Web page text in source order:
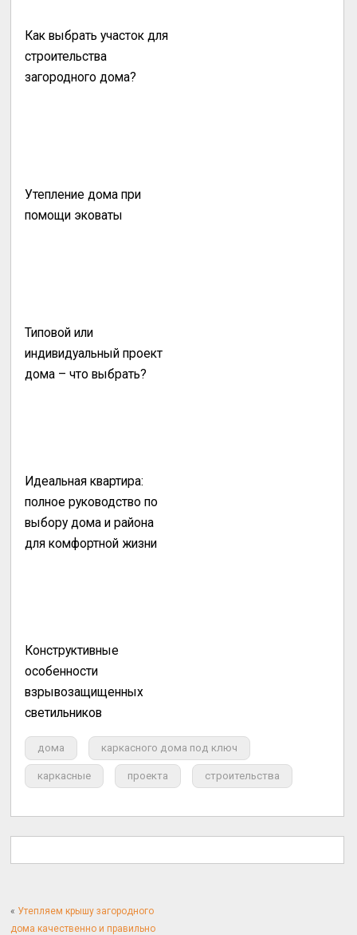
Как выбрать участок для
строительства
загородного дома?
Утепление дома при
помощи эковаты
Типовой или
индивидуальный проект
дома – что выбрать?
Идеальная квартира:
полное руководство по
выбору дома и района
для комфортной жизни
Конструктивные
особенности
взрывозащищенных
светильников
дома каркасного дома под ключ
каркасные проекта строительства
« Утепляем крышу загородного
дома качественно и правильно